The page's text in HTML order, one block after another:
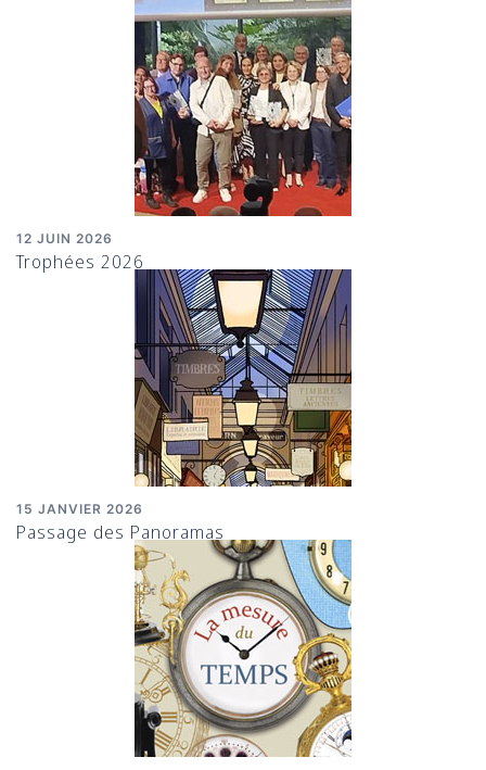
12 JUIN 2026
Trophées 2026
15 JANVIER 2026
Passage des Panoramas